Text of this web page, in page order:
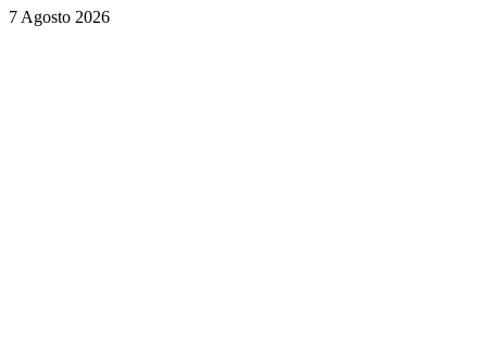
7 Agosto 2026